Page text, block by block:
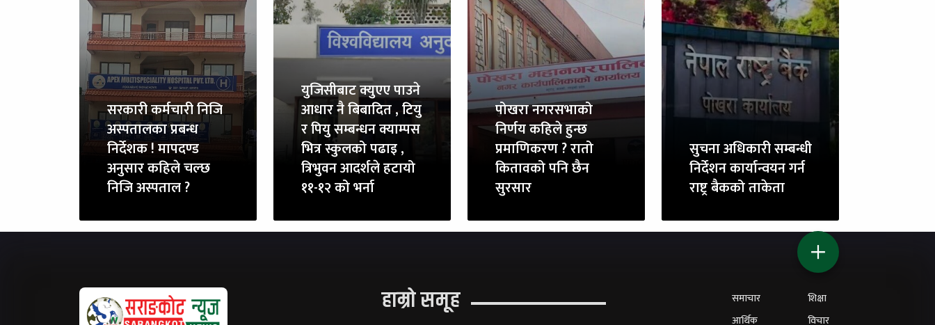
सरकारी कर्मचारी निजि
अस्पतालका प्रबन्ध
निर्देशक ! मापदण्ड
अनुसार कहिले चल्छ
निजि अस्पताल ?
युजिसीबाट क्युएए पाउने
आधार नै बिबादित , टियु
र पियु सम्बन्धन क्याम्पस
भित्र स्कुलको पढाइ ,
त्रिभुवन आदर्शले हटायो
११-१२ को भर्ना
पोखरा नगरसभाको
निर्णय कहिले हुन्छ
प्रमाणिकरण ? रातो
कितावको पनि छैन
सुरसार
सुचना अधिकारी सम्बन्धी
निर्देशन कार्यान्वयन गर्न
राष्ट्र बैकको ताकेता
हाम्रो समूह समाचार
शिक्षा
आर्थिक
विचार